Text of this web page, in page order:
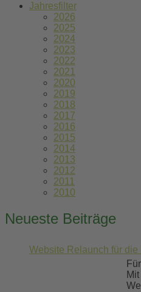
Jahresfilter
2026
2025
2024
2023
2022
2021
2020
2019
2018
2017
2016
2015
2014
2013
2012
2011
2010
Neueste Beiträge
Website Relaunch für